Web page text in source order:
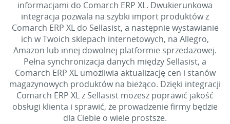
informacjami do Comarch ERP XL. Dwukierunkowa
integracja pozwala na szybki import produktów z
Comarch ERP XL do Sellasist, a następnie wystawianie
ich w Twoich sklepach internetowych, na Allegro,
Amazon lub innej dowolnej platformie sprzedażowej.
Pełna synchronizacja danych między Sellasist, a
Comarch ERP XL umożliwia aktualizację cen i stanów
magazynowych produktów na bieżąco. Dzięki integracji
Comarch ERP XL z Sellasist możesz poprawić jakość
obsługi klienta i sprawić, że prowadzenie firmy będzie
dla Ciebie o wiele prostsze.